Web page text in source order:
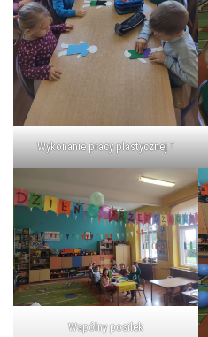
Wykonanie pracy plastycznej ⁷
Wspólny posiłek